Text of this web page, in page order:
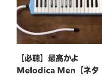
【必聴】最高かよ
Melodica Men【ネタ